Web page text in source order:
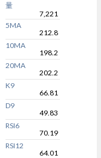
量
7,221
5MA
212.8
10MA
198.2
20MA
202.2
K9
66.81
D9
49.83
RSI6
70.19
RSI12
64.01